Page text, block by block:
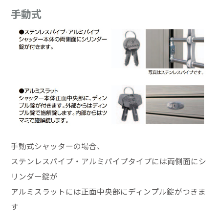
手動式
手動式シャッターの場合、
ステンレスパイプ・アルミパイプタイプには両側面にシ
リンダー錠が
アルミスラットには正面中央部にディンプル錠がつきま
す